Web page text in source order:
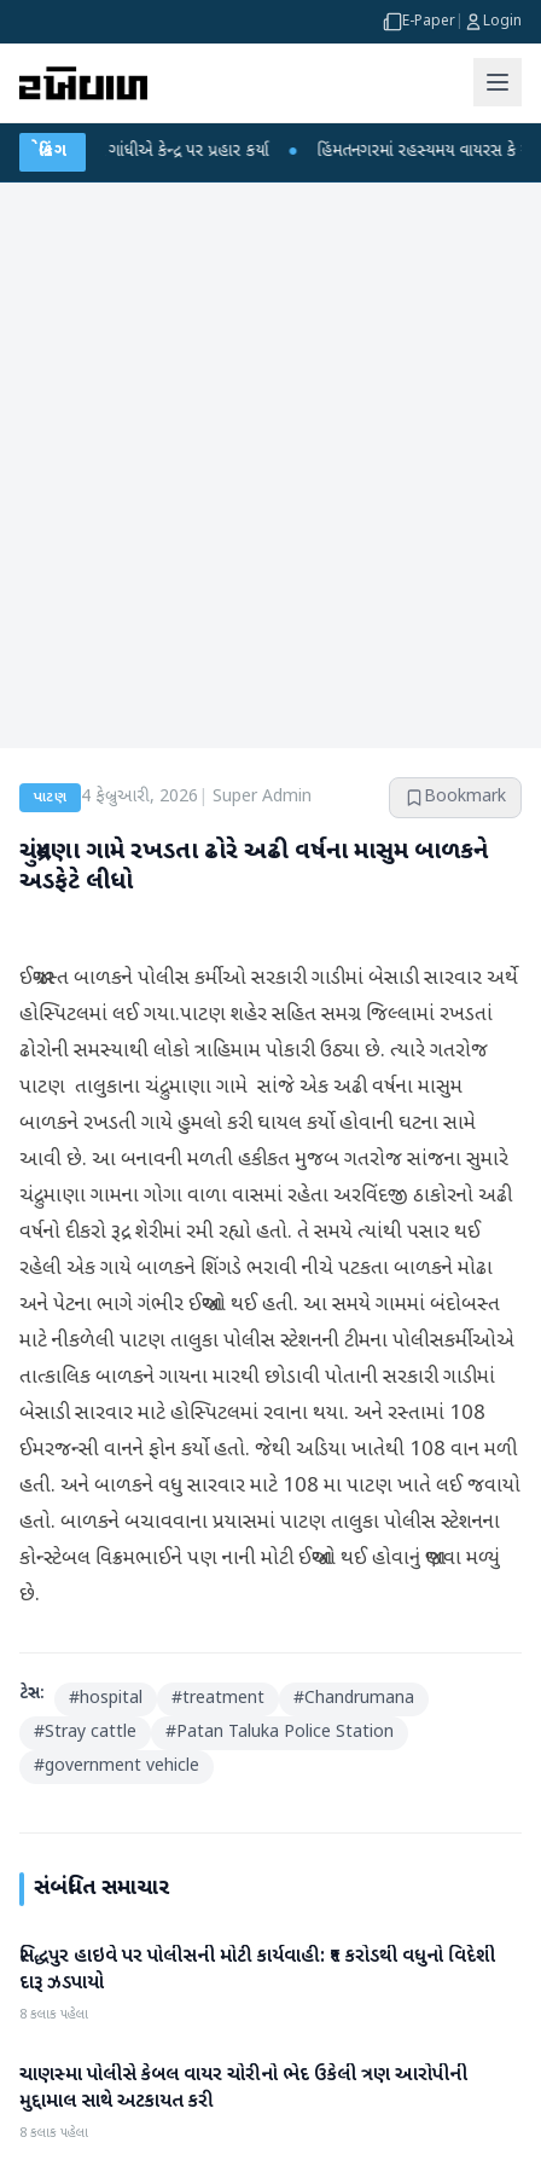
E-Paper Login
બ્રેકિંગ
ગાંધીએ કેન્દ્ર પર પ્રહાર કર્યા ● હિંમતનગરમાં રહસ્યમય વાયરસ કે ચાંદીપુરા? 6
પાટણ 4 ફેબ્રુઆરી, 2026 Super Admin Bookmark
ચંદ્રુમણા ગામે રખડતા ઢોરે અઢી વર્ષના માસુમ બાળકને
અડફેટે લીધો
ઈજાગ્રસ્ત બાળકને પોલીસ કર્મીઓ સરકારી ગાડીમાં બેસાડી સારવાર અર્થે
હોસ્પિટલમાં લઈ ગયા.પાટણ શહેર સહિત સમગ્ર જિલ્લામાં રખડતાં
ઢોરોની સમસ્યાથી લોકો ત્રાહિમામ પોકારી ઉઠ્યા છે. ત્યારે ગતરોજ
પાટણ તાલુકાના ચંદ્રુમાણા ગામે સાંજે એક અઢી વર્ષના માસુમ
બાળકને રખડતી ગાયે હુમલો કરી ઘાયલ કર્યો હોવાની ઘટના સામે
આવી છે. આ બનાવની મળતી હકીકત મુજબ ગતરોજ સાંજના સુમારે
ચંદ્રુમાણા ગામના ગોગા વાળા વાસમાં રહેતા અરવિંદજી ઠાકોરનો અઢી
વર્ષનો દીકરો રૂદ્ર શેરીમાં રમી રહ્યો હતો. તે સમયે ત્યાંથી પસાર થઈ
રહેલી એક ગાયે બાળકને શિંગડે ભરાવી નીચે પટકતા બાળકને મોઢા
અને પેટના ભાગે ગંભીર ઈજાઓ થઈ હતી. આ સમયે ગામમાં બંદોબસ્ત
માટે નીકળેલી પાટણ તાલુકા પોલીસ સ્ટેશનની ટીમના પોલીસકર્મીઓએ
તાત્કાલિક બાળકને ગાયના મારથી છોડાવી પોતાની સરકારી ગાડીમાં
બેસાડી સારવાર માટે હોસ્પિટલમાં રવાના થયા. અને રસ્તામાં 108
ઈમરજન્સી વાનને ફોન કર્યો હતો. જેથી અડિયા ખાતેથી 108 વાન મળી
હતી. અને બાળકને વધુ સારવાર માટે 108 મા પાટણ ખાતે લઈ જવાયો
હતો. બાળકને બચાવવાના પ્રયાસમાં પાટણ તાલુકા પોલીસ સ્ટેશનના
કોન્સ્ટેબલ વિક્રમભાઈને પણ નાની મોટી ઈજાઓ થઈ હોવાનું જાણવા મળ્યું
છે.
ટેગ્સ: #hospital #treatment #Chandrumana
#Stray cattle #Patan Taluka Police Station
#government vehicle
સંબંધિત સમાચાર
પાટણ
સિદ્ધપુર હાઇવે પર પોલીસની મોટી કાર્યવાહી: ₹૧ કરોડથી વધુનો વિદેશી
દારૂ ઝડપાયો
8 કલાક પહેલા
પાટણ
ચાણસ્મા પોલીસે કેબલ વાયર ચોરીનો ભેદ ઉકેલી ત્રણ આરોપીની
મુદ્દામાલ સાથે અટકાયત કરી
8 કલાક પહેલા